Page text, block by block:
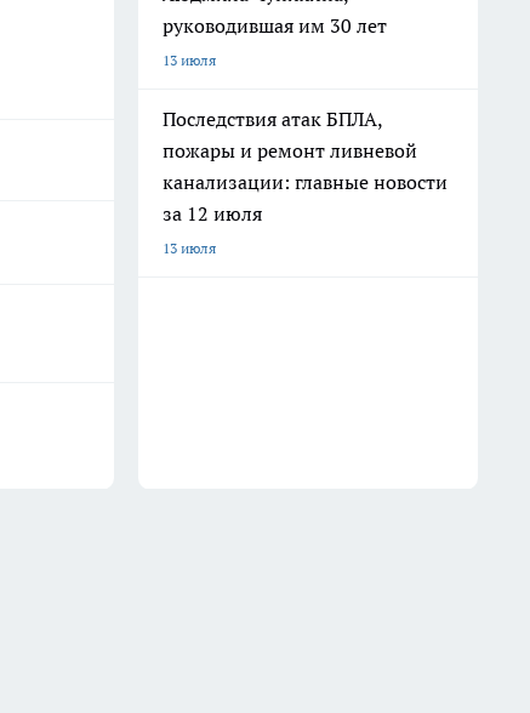
руководившая им 30 лет
13 июля
Последствия атак БПЛА,
пожары и ремонт ливневой
канализации: главные новости
за 12 июля
13 июля